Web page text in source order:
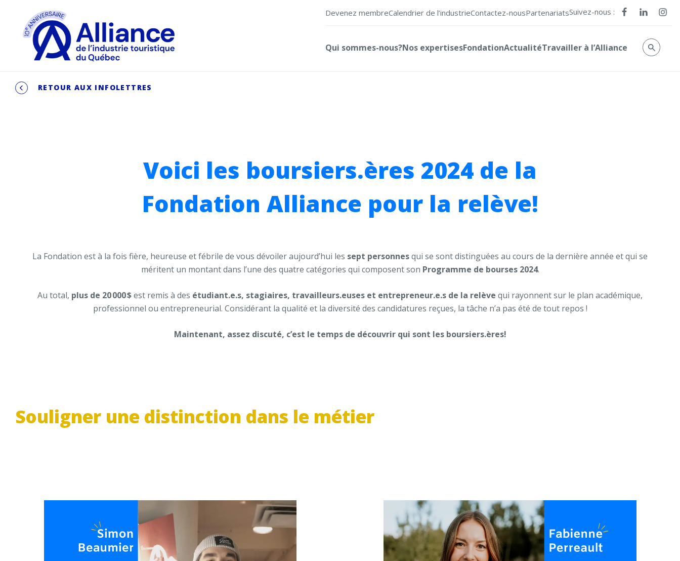
Devenez membreCalendrier de l’industrieContactez-nousPartenariatsSuivez-nous :
Qui sommes-nous?Nos expertisesFondationActualitéTravailler à l’Alliance
RETOUR AUX INFOLETTRES
Voici les boursiers.ères 2024 de la
Fondation Alliance pour la relève!
La Fondation est à la fois fière, heureuse et fébrile de vous dévoiler aujourd’hui les sept personnesqui se sont distinguées au cours de la dernière année et qui se
méritent un montant dans l’une des quatre catégories qui composent son Programme de bourses 2024.
Au total, plus de 20 000 $est remis à des étudiant.e.s, stagiaires, travailleurs.euses et entrepreneur.e.s de la relève qui rayonnent sur le plan académique,
professionnel ou entrepreneurial. Considérant la qualité et la diversité des candidatures reçues, la tâche n’a pas été de tout repos !
Maintenant, assez discuté, c’est le temps de découvrir qui sont les boursiers.ères!
Souligner une distinction dans le métier